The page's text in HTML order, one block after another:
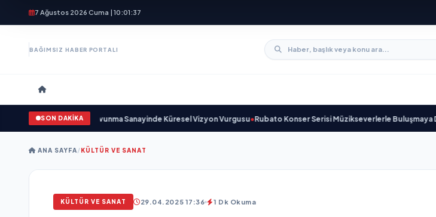
7 Ağustos 2026 Cuma | 10:01:40
BAĞIMSIZ HABER PORTALI
SON DAKİKA
ve Savunma Sanayinde Küresel Vizyon Vurgusu•Rubato Konser Serisi Müzikseverlerle Buluşmaya Devam Ediyor
ANA SAYFA/KÜLTÜR VE SANAT
KÜLTÜR VE SANAT 29.04.2025 17:36 1 Dk Okuma